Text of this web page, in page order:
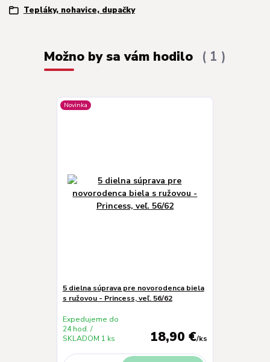
Tepláky, nohavice, dupačky
Možno by sa vám hodilo 1
Novinka
5 dielna súprava pre novorodenca biela
s ružovou - Princess, veľ. 56/62
18,90 €/ks
Expedujeme do
24 hod. /
SKLADOM 1 ks